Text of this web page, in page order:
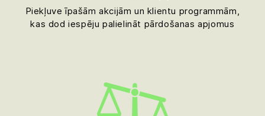
Piekļuve īpašām akcijām un klientu programmām,
kas dod iespēju palielināt pārdošanas apjomus